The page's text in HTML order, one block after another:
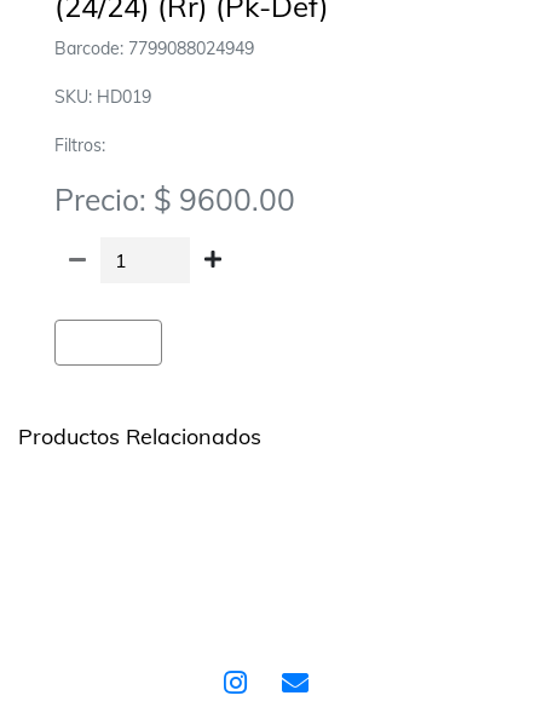
Barcode: 7799088024949
SKU: HD019
Filtros:
Precio: $ 9600.00
Productos Relacionados